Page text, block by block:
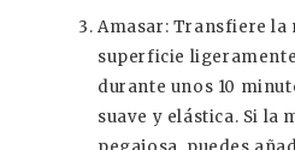
Amasar: Transfiere la
superficie
durante unos 10
suave y elástica. Si la